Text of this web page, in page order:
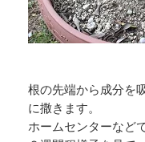
根の先端から成分を
に撒きます。
ホームセンターなど